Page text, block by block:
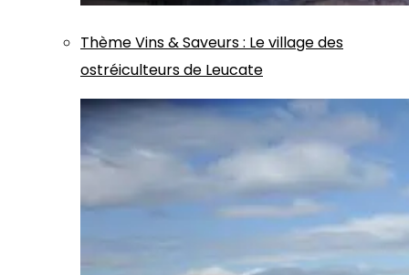
ThèmeVins & Saveurs: Le village des
ostréiculteurs de Leucate